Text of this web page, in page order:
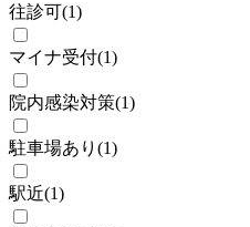
往診可(1)
マイナ受付(1)
院内感染対策(1)
駐車場あり (1)
駅近(1)